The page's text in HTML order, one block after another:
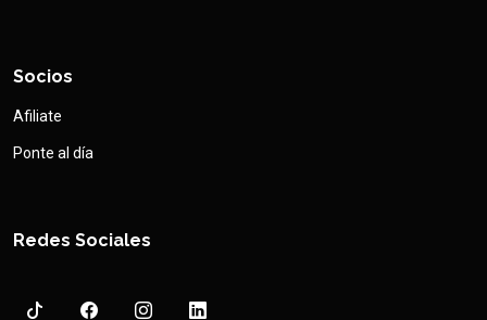
Socios
Afiliate
Ponte al día
Redes Sociales